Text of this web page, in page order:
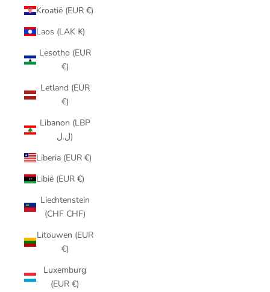
Kroatië (EUR €)
Laos (LAK ₭)
Lesotho (EUR
€)
Letland (EUR
€)
Libanon (LBP
ل.ل)
Liberia (EUR €)
Libië (EUR €)
Liechtenstein
(CHF CHF)
Litouwen (EUR
€)
Luxemburg
(EUR €)